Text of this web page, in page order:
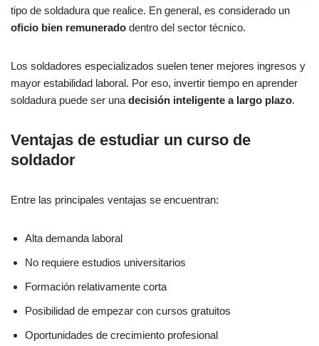
tipo de soldadura que realice. En general, es considerado un
oficio bien remunerado dentro del sector técnico.
Los soldadores especializados suelen tener mejores ingresos y
mayor estabilidad laboral. Por eso, invertir tiempo en aprender
soldadura puede ser una decisión inteligente a largo plazo.
Ventajas de estudiar un curso de
soldador
Entre las principales ventajas se encuentran:
Alta demanda laboral
No requiere estudios universitarios
Formación relativamente corta
Posibilidad de empezar con cursos gratuitos
Oportunidades de crecimiento profesional